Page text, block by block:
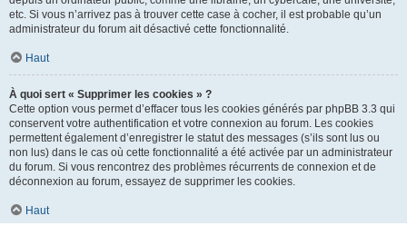
etc. Si vous n’arrivez pas à trouver cette case à cocher, il est probable qu’un
administrateur du forum ait désactivé cette fonctionnalité.
Haut
À quoi sert « Supprimer les cookies » ?
Cette option vous permet d’effacer tous les cookies générés par phpBB 3.3 qui
conservent votre authentification et votre connexion au forum. Les cookies
permettent également d’enregistrer le statut des messages (s’ils sont lus ou
non lus) dans le cas où cette fonctionnalité a été activée par un administrateur
du forum. Si vous rencontrez des problèmes récurrents de connexion et de
déconnexion au forum, essayez de supprimer les cookies.
Haut